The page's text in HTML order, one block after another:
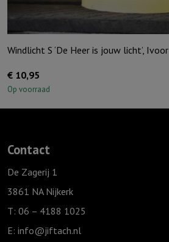
Windlicht S ‘De Heer is jouw licht’, Ivoor
€ 10,95
Op voorraad
Contact
De Zagerij 1
3861 NA Nijkerk
T: 06 – 4188 1025
E: info@jiftach.nl